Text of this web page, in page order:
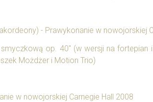
- Prawykonanie w nowojorskiej
op. 40" (w wersji na
Możdżer i Motion Trio)
w nowojorskiej Carnegie Hall 2008